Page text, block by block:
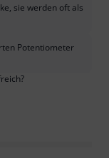
sie werden oft als
Potentiometer
Sie diese